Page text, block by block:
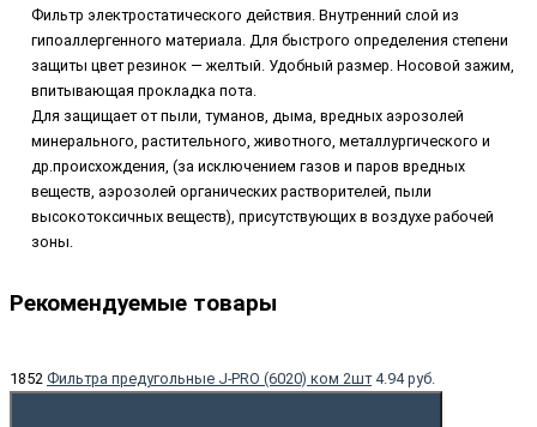
Фильтр электростатического действия. Внутренний слой из
гипоаллергенного материала. Для быстрого определения степени
защиты цвет резинок — желтый. Удобный размер. Носовой зажим,
впитывающая прокладка пота.
Для защищает от пыли, туманов, дыма, вредных аэрозолей
минерального, растительного, животного, металлургического и
др.происхождения, (за исключением газов и паров вредных
веществ, аэрозолей органических растворителей, пыли
высокотоксичных веществ), присутствующих в воздухе рабочей
зоны.
Рекомендуемые товары
1852 Фильтра предугольные J-PRO (6020) ком 2шт 4.94 руб.